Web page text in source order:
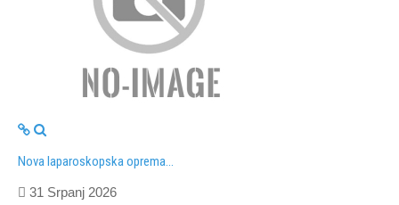
Nova laparoskopska oprema...
31 Srpanj 2026